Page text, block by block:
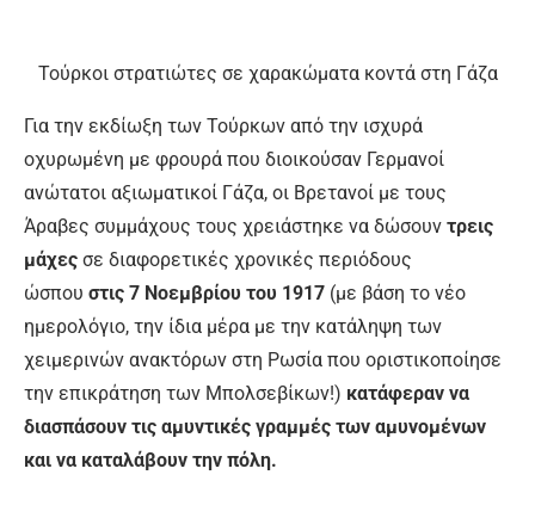
Τούρκοι στρατιώτες σε χαρακώματα κοντά στη Γάζα
Για την εκδίωξη των Τούρκων από την ισχυρά
οχυρωμένη με φρουρά που διοικούσαν Γερμανοί
ανώτατοι αξιωματικοί Γάζα, οι Βρετανοί με τους
Άραβες συμμάχους τους χρειάστηκε να δώσουν τρεις
μάχες σε διαφορετικές χρονικές περιόδους
ώσπου στις 7 Νοεμβρίου του 1917 (με βάση το νέο
ημερολόγιο, την ίδια μέρα με την κατάληψη των
χειμερινών ανακτόρων στη Ρωσία που οριστικοποίησε
την επικράτηση των Μπολσεβίκων!) κατάφεραν να
διασπάσουν τις αμυντικές γραμμές των αμυνομένων
και να καταλάβουν την πόλη.